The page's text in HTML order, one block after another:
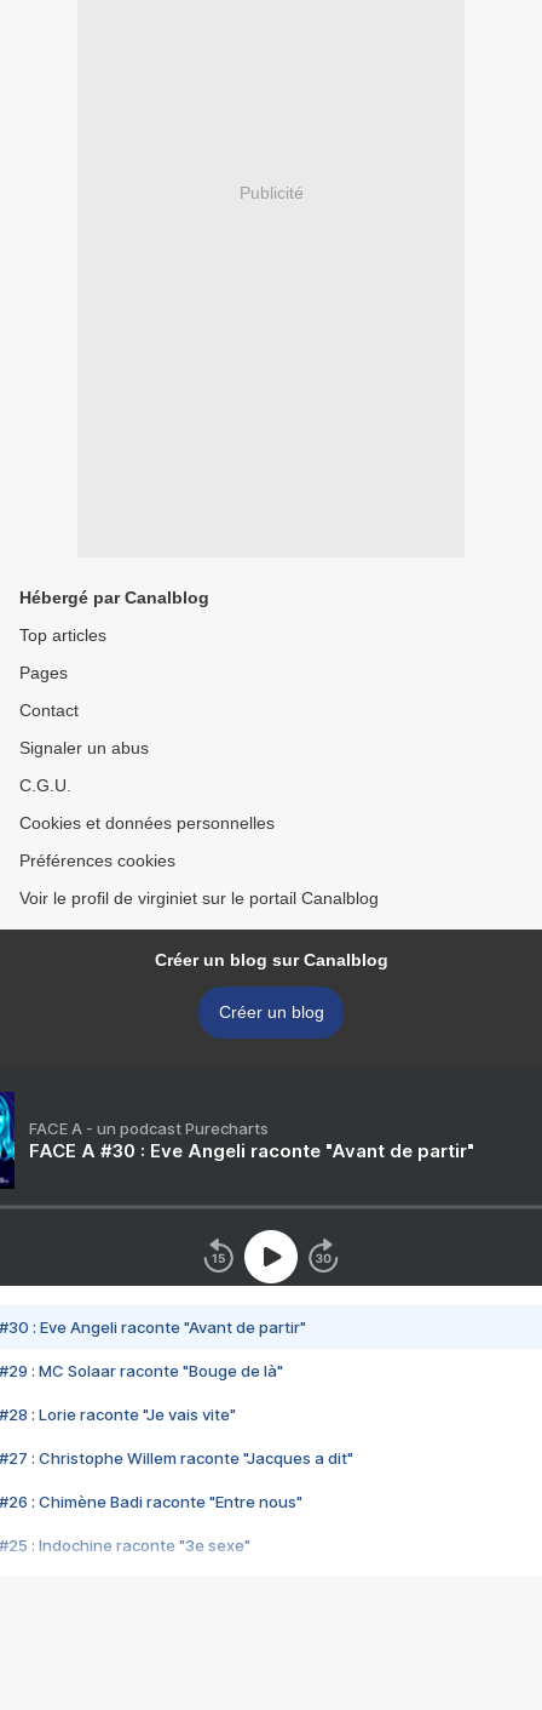
Publicité
Hébergé par Canalblog
Top articles
Pages
Contact
Signaler un abus
C.G.U.
Cookies et données personnelles
Préférences cookies
Voir le profil de virginiet sur le portail Canalblog
Créer un blog sur Canalblog
Créer un blog
FACE A - un podcast Purecharts
FACE A #30 : Eve Angeli raconte "Avant de partir"
#30 : Eve Angeli raconte "Avant de partir"
#29 : MC Solaar raconte "Bouge de là"
#28 : Lorie raconte "Je vais vite"
#27 : Christophe Willem raconte "Jacques a dit"
#26 : Chimène Badi raconte "Entre nous"
#25 : Indochine raconte "3e sexe"